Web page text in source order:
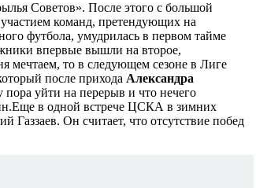
Советов». После этого с большой
команд, претендующих на
футбола, умудрилась в первом тайме
впервые вышли на второе,
мечтаем, то в следующем сезоне в Лиге
после прихода Александра
уйти на перерыв и что нечего
Еще в одной встрече ЦСКА в зимних
Он считает, что отсутствие побед